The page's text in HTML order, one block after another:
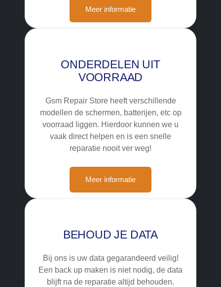
Meer informatie
ONDERDELEN UIT
VOORRAAD
Gsm Repair Store heeft verschillende
modellen de schermen, batterijen, etc op
voorraad liggen. Hierdoor kunnen we u
vaak direct helpen en is een snelle
reparatie nooit ver weg!
Meer informatie
BEHOUD JE DATA
Bij ons is uw data gegarandeerd veilig!
Een back up maken is niet nodig, de data
blijft na de reparatie altijd behouden.